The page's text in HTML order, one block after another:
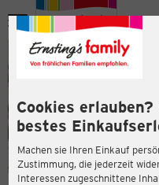
Cookies
bestes
Machen sie Ihren Einkauf
Zustimmung, die jederzeit
Interessen zugeschnittene
Menü